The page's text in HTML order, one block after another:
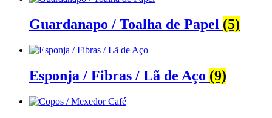
Guardanapo / Toalha de Papel (5)
Esponja / Fibras / Lã de Aço (9)